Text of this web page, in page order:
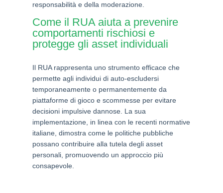
responsabilità e della moderazione.
Come il RUA aiuta a prevenire
comportamenti rischiosi e
protegge gli asset individuali
Il RUA rappresenta uno strumento efficace che
permette agli individui di auto-escludersi
temporaneamente o permanentemente da
piattaforme di gioco e scommesse per evitare
decisioni impulsive dannose. La sua
implementazione, in linea con le recenti normative
italiane, dimostra come le politiche pubbliche
possano contribuire alla tutela degli asset
personali, promuovendo un approccio più
consapevole.